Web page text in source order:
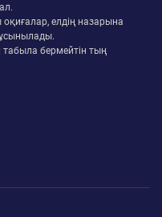
елдің назарына
ұсынылады.
бермейтін тың